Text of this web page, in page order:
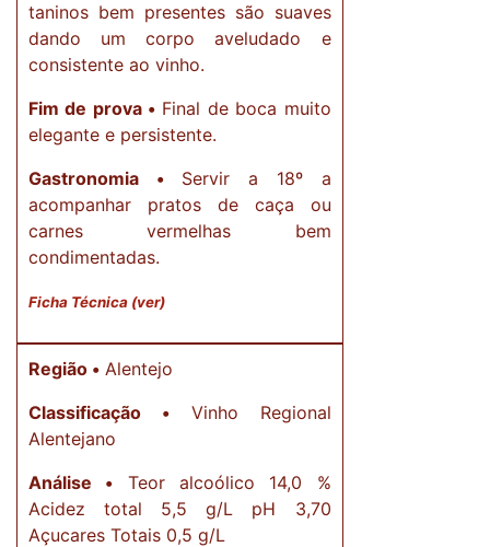
taninos bem presentes são suaves
dando um corpo aveludado e
consistente ao vinho.
Fim de prova • Final de boca muito
elegante e persistente.
Gastronomia •Servir a 18º a
acompanhar pratos de caça ou
carnes vermelhas bem
condimentadas.
Ficha Técnica (ver)
Região • Alentejo
Classificação •Vinho Regional
Alentejano
Análise • Teor alcoólico 14,0 %
Acidez total 5,5 g/L pH 3,70
Açucares Totais 0,5 g/L